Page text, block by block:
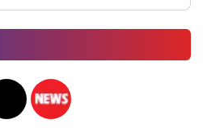
Instagram
Hacom TikTok